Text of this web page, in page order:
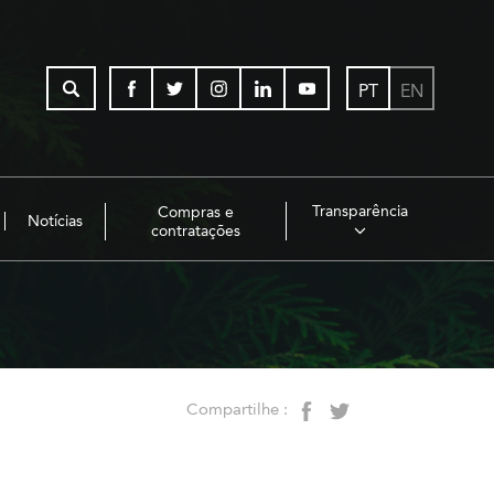
PT EN
Notícias
Compras e
contratações
Transparência
Compartilhe :